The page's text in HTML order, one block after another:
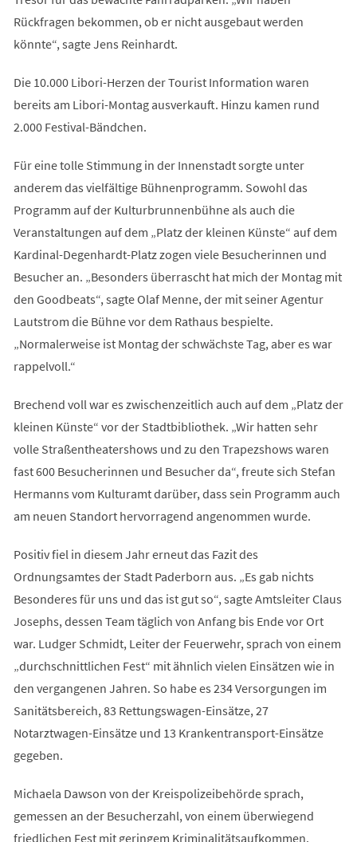
Rückfragen bekommen, ob er nicht ausgebaut werden
könnte“, sagte Jens Reinhardt.
Die 10.000 Libori-Herzen der Tourist Information waren
bereits am Libori-Montag ausverkauft. Hinzu kamen rund
2.000 Festival-Bändchen.
Für eine tolle Stimmung in der Innenstadt sorgte unter
anderem das vielfältige Bühnenprogramm. Sowohl das
Programm auf der Kulturbrunnenbühne als auch die
Veranstaltungen auf dem „Platz der kleinen Künste“ auf dem
Kardinal-Degenhardt-Platz zogen viele Besucherinnen und
Besucher an. „Besonders überrascht hat mich der Montag mit
den Goodbeats“, sagte Olaf Menne, der mit seiner Agentur
Lautstrom die Bühne vor dem Rathaus bespielte.
„Normalerweise ist Montag der schwächste Tag, aber es war
rappelvoll.“
Brechend voll war es zwischenzeitlich auch auf dem „Platz der
kleinen Künste“ vor der Stadtbibliothek. „Wir hatten sehr
volle Straßentheatershows und zu den Trapezshows waren
fast 600 Besucherinnen und Besucher da“, freute sich Stefan
Hermanns vom Kulturamt darüber, dass sein Programm auch
am neuen Standort hervorragend angenommen wurde.
Positiv fiel in diesem Jahr erneut das Fazit des
Ordnungsamtes der Stadt Paderborn aus. „Es gab nichts
Besonderes für uns und das ist gut so“, sagte Amtsleiter Claus
Josephs, dessen Team täglich von Anfang bis Ende vor Ort
war. Ludger Schmidt, Leiter der Feuerwehr, sprach von einem
„durchschnittlichen Fest“ mit ähnlich vielen Einsätzen wie in
den vergangenen Jahren. So habe es 234 Versorgungen im
Sanitätsbereich, 83 Rettungswagen-Einsätze, 27
Notarztwagen-Einsätze und 13 Krankentransport-Einsätze
gegeben.
Michaela Dawson von der Kreispolizeibehörde sprach,
gemessen an der Besucherzahl, von einem überwiegend
friedlichen Fest mit geringem Kriminalitätsaufkommen.